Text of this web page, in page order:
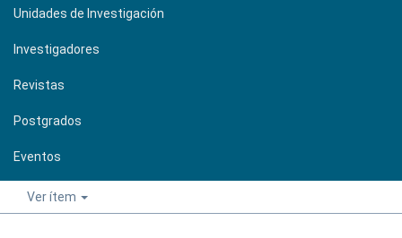
Unidades de Investigación
Investigadores
Revistas
Postgrados
Eventos
Ver ítem